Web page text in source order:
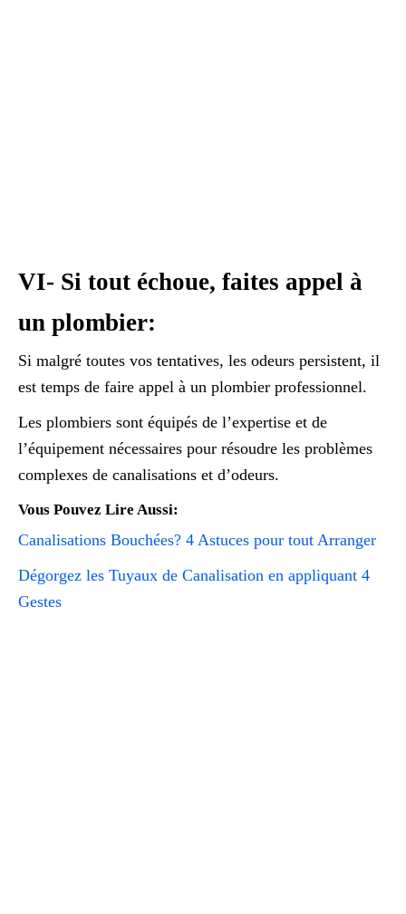
VI- Si tout échoue, faites appel à
un plombier:
Si malgré toutes vos tentatives, les odeurs persistent, il
est temps de faire appel à un plombier professionnel.
Les plombiers sont équipés de l’expertise et de
l’équipement nécessaires pour résoudre les problèmes
complexes de canalisations et d’odeurs.
Vous Pouvez Lire Aussi:
Canalisations Bouchées? 4 Astuces pour tout Arranger
Dégorgez les Tuyaux de Canalisation en appliquant 4
Gestes